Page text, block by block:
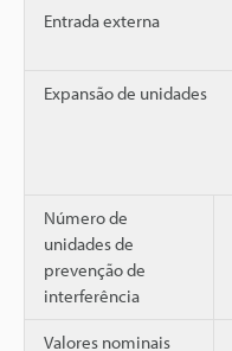
Entrada externa
Expansão de unidades
Número de
unidades de
prevenção de
interferência
Valores nominais